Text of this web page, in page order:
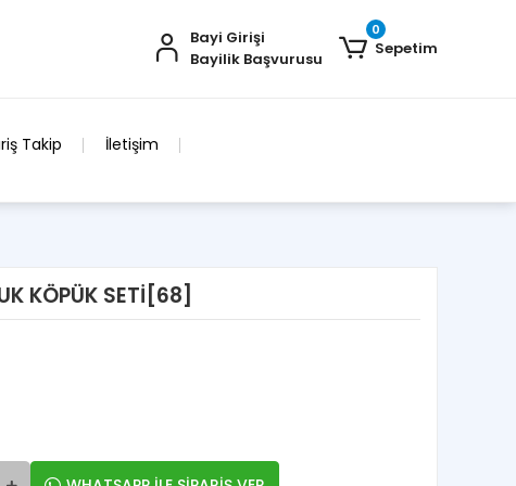
Bayi Girişi
Bayilik Başvurusu
0
Sepetim
Takip İletişim
KÖPÜK SETİ[68]